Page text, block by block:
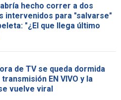
hecho correr a dos
intervenidos para "salvarse"
"¿El que llega último
de TV se queda dormida
EN VIVO y la
vuelve viral